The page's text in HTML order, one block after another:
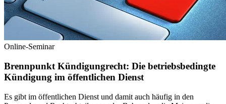
Online-Seminar
Brennpunkt Kündigungrecht: Die betriebsbedingte
Kündigung im öffentlichen Dienst
Es gibt im öffentlichen Dienst und damit auch häufig in den